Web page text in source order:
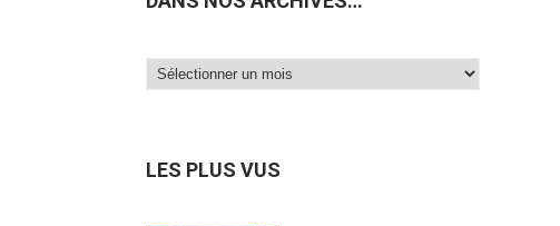
Dans
LES PLUS VUS